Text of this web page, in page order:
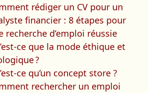
rédiger un CV pour un
financier : 8 étapes pour
recherche d’emploi réussie
ce que la mode éthique et
?
ce qu’un concept store ?
rechercher un emploi